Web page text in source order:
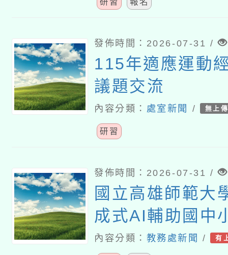
發佈時間：2026-07-31 /
115年適應運動
議題交流
內容分類： 處室新聞 / 無上
研習
發佈時間：2026-07-31 /
國立高雄師範大
成式AI輔助國中
教師教學工作坊
內容分類： 教務處新聞 / 有